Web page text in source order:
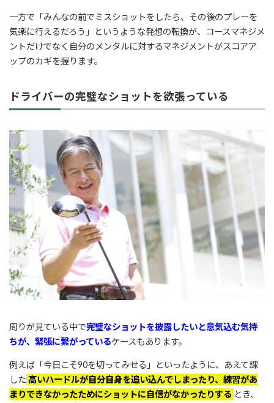
一方で「みんなの前でミスショットをしたら、その後のプレーを
気楽に行えるだろう」というような発想の転換が、コースマネジメ
ントだけでなく自分のメンタルに対するマネジメントがスコアア
ップのカギを握ります。
ドライバーの完璧なショットを欲張っている
周りが見ている中で完璧なショットを披露したいと意気込む気持
ちが、緊張に繋がっているケースもあります。
例えば「今日こそ90を切ってみせる」といったように、あえて課
した 高いハードルが自分自身を追い込んでしまったり、練習があ
まりできなかったためにショットに自信がなかったりする とき、